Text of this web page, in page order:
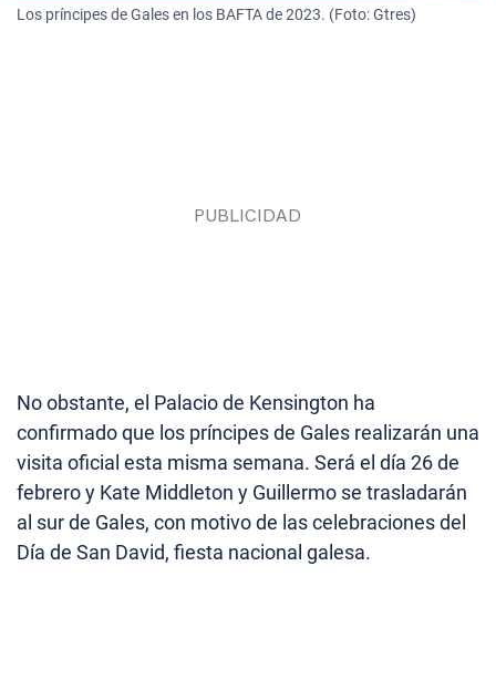
Los príncipes de Gales en los BAFTA de 2023. (Foto: Gtres)
No obstante, el Palacio de Kensington ha
confirmado que los príncipes de Gales realizarán una
visita oficial esta misma semana. Será el día 26 de
febrero y Kate Middleton y Guillermo se trasladarán
al sur de Gales, con motivo de las celebraciones del
Día de San David, fiesta nacional galesa.